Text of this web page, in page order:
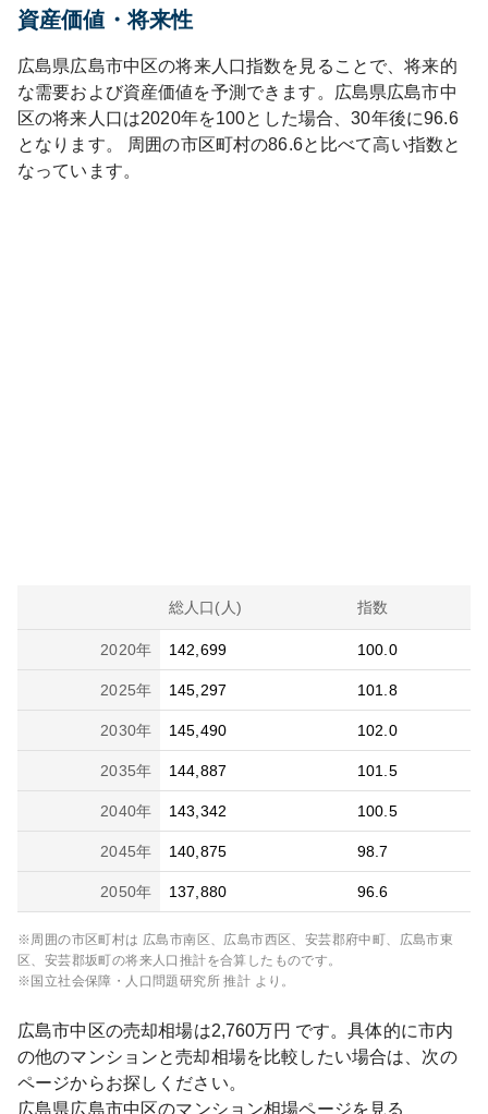
資産価値・将来性
広島県広島市中区の将来人口指数を見ることで、将来的
な需要および資産価値を予測できます。
広島県広島市中
区の将来人口は2020年を100とした場合、30年後に96.6
となります。
周囲の市区町村の86.6と比べて高い指数と
なっています。
総人口(人) 指数
2020年 142,699 100.0
2025年 145,297 101.8
2030年 145,490 102.0
2035年 144,887 101.5
2040年 143,342 100.5
2045年 140,875 98.7
2050年 137,880 96.6
※周囲の市区町村は 広島市南区、広島市西区、安芸郡府中町、広島市東
区、安芸郡坂町の将来人口推計を合算したものです。
※国立社会保障・人口問題研究所 推計 より。
広島市中区の売却相場は2,760万円 です。具体的に市内
の他のマンションと売却相場を比較したい場合は、次の
ページからお探しください。
広島県広島市中区のマンション相場ページを見る